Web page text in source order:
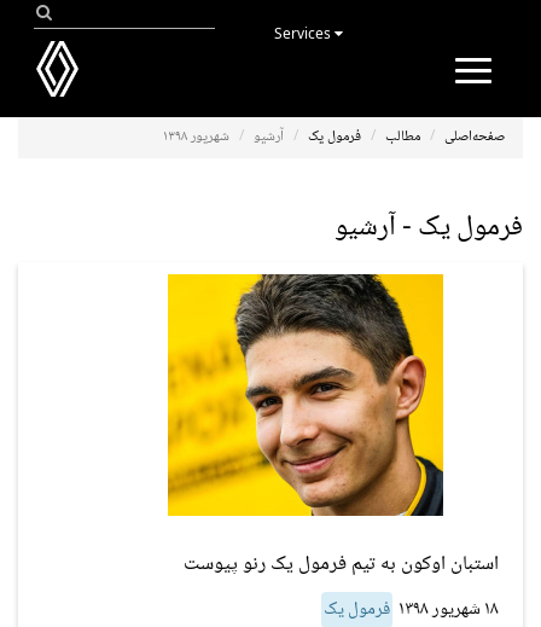
Toggle
صفحه‌اصلی مطالب فرمول یک آرشیو شهریور ۱۳۹۸
فرمول یک - آرشیو
استبان اوکون به تیم فرمول یک رنو پیوست
۱۸ شهریور ۱۳۹۸ فرمول یک